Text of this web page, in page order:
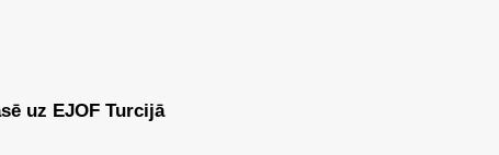
uz EJOF Turcijā